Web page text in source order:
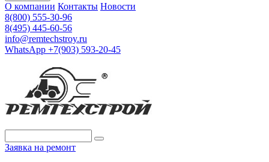
О компании Контакты Новости
8(800) 555-30-96
8(495) 445-60-56
info@remtechstroy.ru
WhatsApp +7(903) 593-20-45
Заявка на ремонт